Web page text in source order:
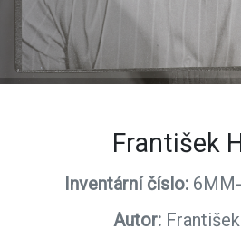
František
Inventární číslo:
Autor: